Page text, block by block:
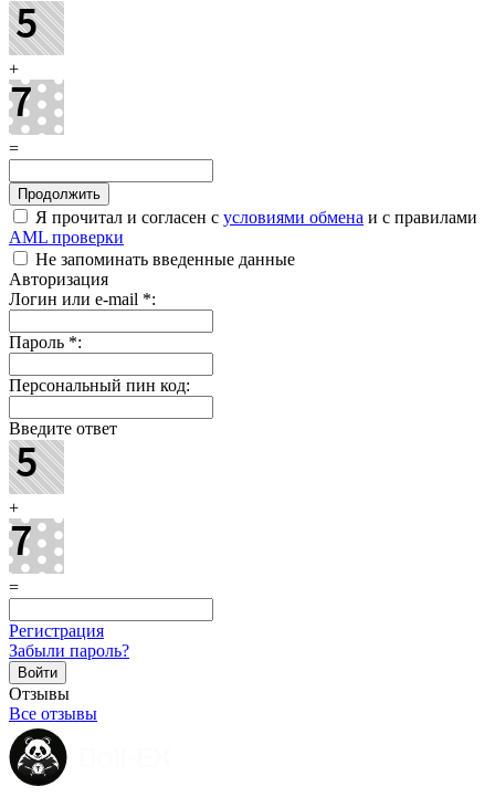
+
=
Я прочитал и согласен с условиями обмена и с правилами
AML проверки
Не запоминать введенные данные
Авторизация
Логин или e-mail *:
Пароль *:
Персональный пин код:
Введите ответ
+
=
Регистрация
Забыли пароль?
Отзывы
Все отзывы